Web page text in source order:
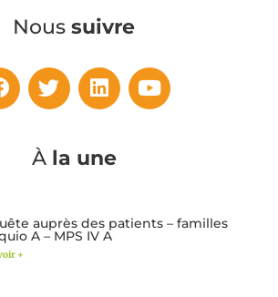
Nous suivre
À la une
auprès des patients – familles
A – MPS IV A
+